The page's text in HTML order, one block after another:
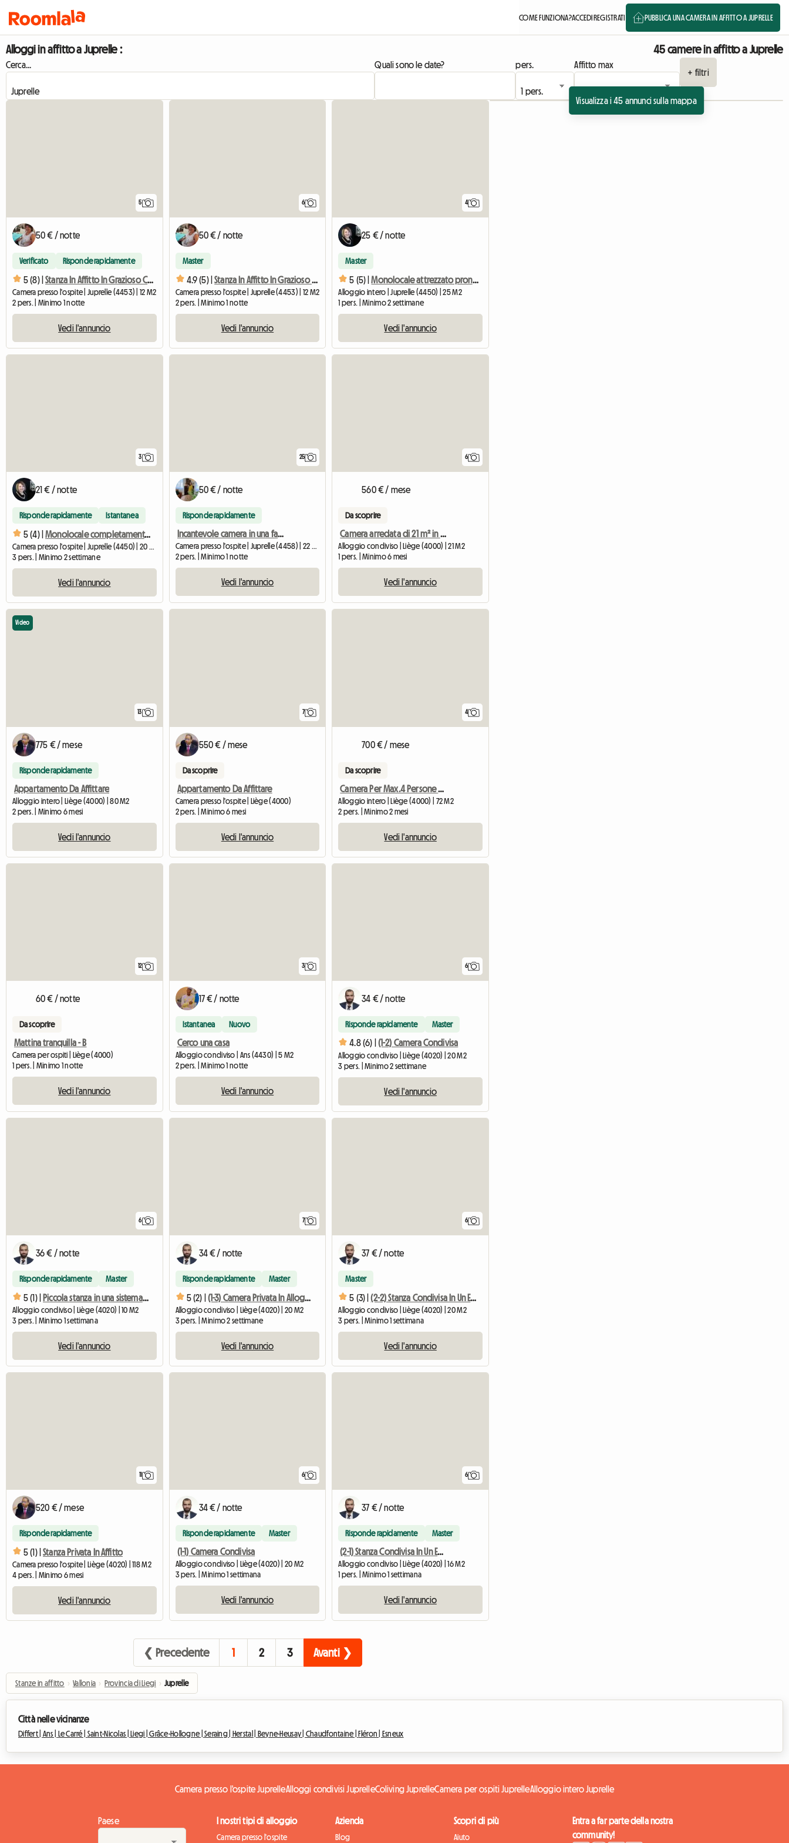
COME FUNZIONA?ACCEDIREGISTRATI PUBBLICA UNA CAMERA IN AFFITTO A JUPRELLE
Alloggi in affitto a Juprelle : 45 camere in affitto a Juprelle
Cerca... Quali sono le date? pers.
Affitto max
+ filtri
Visualizza i 45 annunci sulla mappa
5
50 € / notte
Verificato Risponde rapidamente
5 (8) | Stanza In Affitto In Grazioso Casale
Camera presso l'ospite | Juprelle (4453) | 12 M2
2 pers. | Minimo 1 notte
Vedi l'annuncio
6
50 € / notte
Master
4.9 (5) | Stanza In Affitto In Grazioso Casale
Camera presso l'ospite | Juprelle (4453) | 12 M2
2 pers. | Minimo 1 notte
Vedi l'annuncio
4
25 € / notte
Master
5 (5) | Monolocale attrezzato pronto all'uso con doccia privata
Alloggio intero | Juprelle (4450) | 25 M2
1 pers. | Minimo 2 settimane
Vedi l'annuncio
3
21 € / notte
Risponde rapidamente Istantanea
5 (4) | Monolocale completamente attrezzato pronto all'uso
Camera presso l'ospite | Juprelle (4450) | 20 M2
3 pers. | Minimo 2 settimane
Vedi l'annuncio
25
50 € / notte
Risponde rapidamente
Incantevole camera in una fattoria del 1740
Camera presso l'ospite | Juprelle (4458) | 22 M2
2 pers. | Minimo 1 notte
Vedi l'annuncio
6
560 € / mese
Da scoprire
Camera arredata di 21 m² in appartamento condiviso – Sainte-Walburge (Liegi)
Alloggio condiviso | Liège (4000) | 21 M2
1 pers. | Minimo 6 mesi
Vedi l'annuncio
13
Video
775 € / mese
Risponde rapidamente
Appartamento Da Affittare
Alloggio intero | Liège (4000) | 80 M2
2 pers. | Minimo 6 mesi
Vedi l'annuncio
7
550 € / mese
Da scoprire
Appartamento Da Affittare
Camera presso l'ospite | Liège (4000)
2 pers. | Minimo 6 mesi
Vedi l'annuncio
4
700 € / mese
Da scoprire
Camera Per Max.4 Persone Con Cucina E WC
Alloggio intero | Liège (4000) | 72 M2
2 pers. | Minimo 2 mesi
Vedi l'annuncio
12
60 € / notte
Da scoprire
Mattina tranquilla - B
Camera per ospiti | Liège (4000)
1 pers. | Minimo 1 notte
Vedi l'annuncio
3
17 € / notte
Istantanea Nuovo
Cerco una casa
Alloggio condiviso | Ans (4430) | 5 M2
2 pers. | Minimo 1 notte
Vedi l'annuncio
6
34 € / notte
Risponde rapidamente Master
4.8 (6) | (1-2) Camera Condivisa
Alloggio condiviso | Liège (4020) | 20 M2
3 pers. | Minimo 2 settimane
Vedi l'annuncio
6
36 € / notte
Risponde rapidamente Master
5 (1) | Piccola stanza in una sistemazione piacevole
Alloggio condiviso | Liège (4020) | 10 M2
3 pers. | Minimo 1 settimana
Vedi l'annuncio
7
34 € / notte
Risponde rapidamente Master
5 (2) | (1-3) Camera Privata In Alloggio Condiviso
Alloggio condiviso | Liège (4020) | 20 M2
3 pers. | Minimo 2 settimane
Vedi l'annuncio
6
37 € / notte
Master
5 (3) | (2-2) Stanza Condivisa In Un Edificio
Alloggio condiviso | Liège (4020) | 20 M2
3 pers. | Minimo 1 settimana
Vedi l'annuncio
520 € / mese
Risponde rapidamente
5 (1) | Stanza Privata In Affitto
Camera presso l'ospite | Liège (4020) | 118 M2
4 pers. | Minimo 6 mesi
Vedi l'annuncio
6
34 € / notte
Risponde rapidamente Master
(1-1) Camera Condivisa
Alloggio condiviso | Liège (4020) | 20 M2
3 pers. | Minimo 1 settimana
Vedi l'annuncio
6
37 € / notte
Risponde rapidamente Master
(2-1) Stanza Condivisa In Un Edificio
Alloggio condiviso | Liège (4020) | 16 M2
1 pers. | Minimo 1 settimana
Vedi l'annuncio
❮ Precedente 1 2 3 Avanti ❯
Stanze in affitto › Vallonia › Provincia di Liegi › Juprelle
Città nelle vicinanze
Differt | Ans | Le Carré | Saint-Nicolas | Liegi |Grâce-Hollogne |Seraing | Herstal | Beyne-Heusay | Chaudfontaine | Fléron | Esneux
Camera presso l'ospite JuprelleAlloggi condivisi JuprelleColiving JuprelleCamera per ospiti JuprelleAlloggio intero Juprelle
Paese I nostri tipi di alloggio
Camera presso l'ospite
Azienda
Blog
Scopri di più
Aiuto
Entra a far parte della nostra
community!